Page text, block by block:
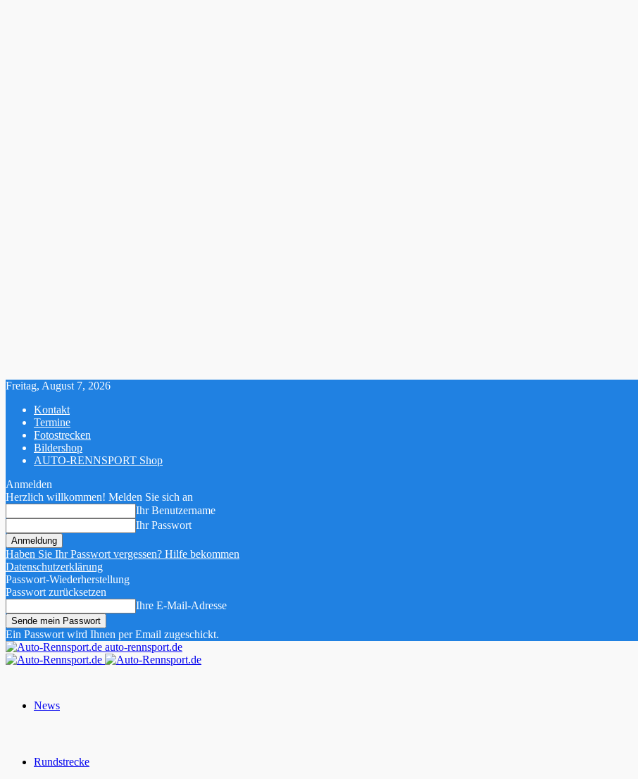
Freitag, August 7, 2026
Kontakt
Termine
Fotostrecken
Bildershop
AUTO-RENNSPORT Shop
Anmelden
Herzlich willkommen! Melden Sie sich an
Ihr Benutzername
Ihr Passwort
Haben Sie Ihr Passwort vergessen? Hilfe bekommen
Datenschutzerklärung
Passwort-Wiederherstellung
Passwort zurücksetzen
Ihre E-Mail-Adresse
Ein Passwort wird Ihnen per Email zugeschickt.
auto-rennsport.de
News
Rundstrecke